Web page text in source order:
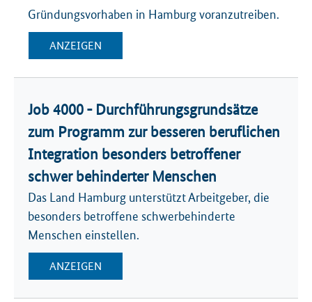
Gründungsvorhaben in Hamburg voranzutreiben.
ANZEIGEN
Job 4000 - Durchführungsgrundsätze
zum Programm zur besseren beruflichen
Integration besonders betroffener
schwer behinderter Menschen
Das Land Hamburg unterstützt Arbeitgeber, die
besonders betroffene schwerbehinderte
Menschen einstellen.
ANZEIGEN